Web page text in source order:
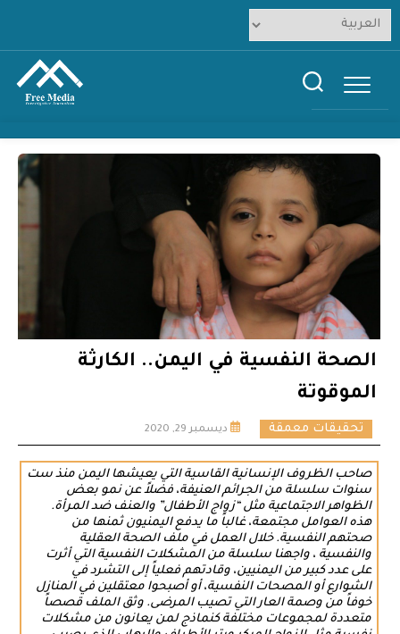
Skip
content
الصحة النفسية في اليمن.. الكارثة
الموقوتة
تحقيقات معمقة ديسمبر 29, 2020
صاحب الظروف الإنسانية القاسية التي يعيشها اليمن منذ ست
سنوات سلسلة من الجرائم العنيفة، فضلاً عن نمو بعض
الظواهر الاجتماعية مثل “زواج الأطفال” والعنف ضد المرأة.
هذه العوامل مجتمعة، غالباً ما يدفع اليمنيون ثمنها من
صحتهم النفسية. خلال العمل في ملف الصحة العقلية
والنفسية ، واجهنا سلسلة من المشكلات النفسية التي أثرت
على عدد كبير من اليمنيين، وقادتهم فعلياً إلى التشرد في
الشوارع أو المصحات النفسية، أو أصبحوا معتقلين في المنازل
خوفاً من وصمة العار التي تصيب المرضى. وثق الملف قصصاً
متعددة لمجموعات مختلفة كنماذج لمن يعانون من مشكلات